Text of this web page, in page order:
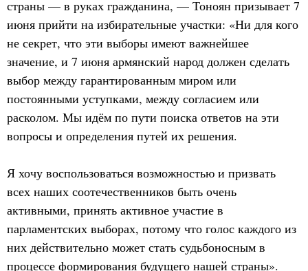
страны — в руках гражданина, — Тоноян призывает 7
июня прийти на избирательные участки: «Ни для кого
не секрет, что эти выборы имеют важнейшее
значение, и 7 июня армянский народ должен сделать
выбор между гарантированным миром или
постоянными уступками, между согласием или
расколом. Мы идём по пути поиска ответов на эти
вопросы и определения путей их решения.
Я хочу воспользоваться возможностью и призвать
всех наших соотечественников быть очень
активными, принять активное участие в
парламентских выборах, потому что голос каждого из
них действительно может стать судьбоносным в
процессе формирования будущего нашей страны».